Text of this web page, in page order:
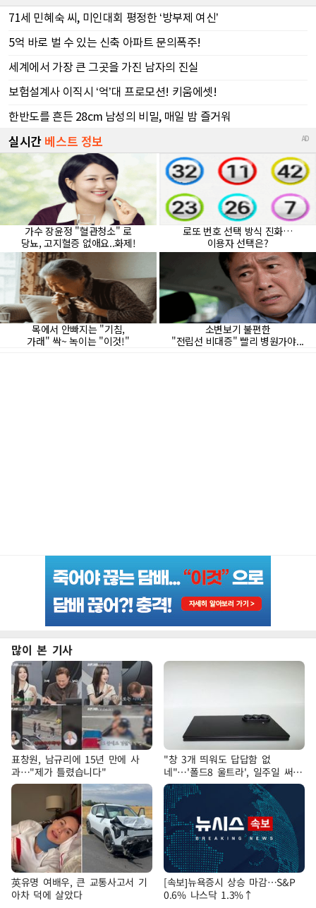
많이 본 기사
표창원, 남규리에 15년 만에 사
과…"제가 틀렸습니다"
"창 3개 띄워도 답답함 없
네"…'폴드8 울트라', 일주일 써보
니
英유명 여배우, 큰 교통사고서 기
아차 덕에 살았다
[속보]뉴욕증시 상승 마감…S&P
0.6% 나스닥 1.3%↑